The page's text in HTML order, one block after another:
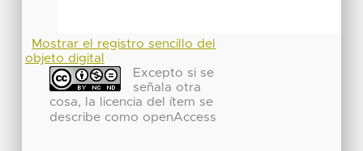
Mostrar el registro sencillo del
objeto digital
Excepto si se
señala otra
cosa, la licencia del ítem se
describe como openAccess